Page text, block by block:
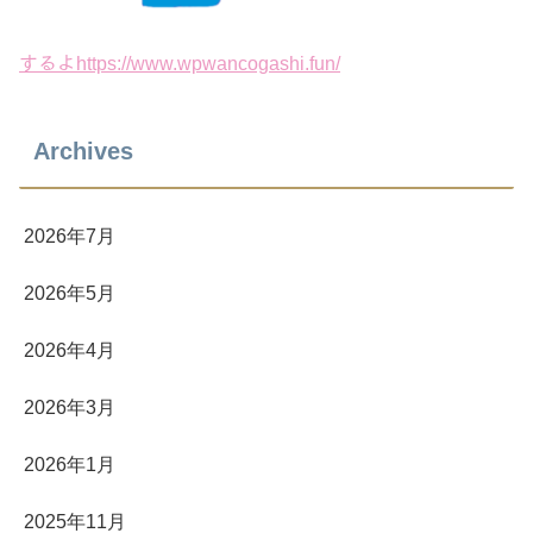
するよhttps://www.wpwancogashi.fun/
Archives
2026年7月
2026年5月
2026年4月
2026年3月
2026年1月
2025年11月